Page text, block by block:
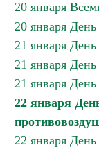
20 января
20 января
21 января
21 января
21 января День
22 января
22 января